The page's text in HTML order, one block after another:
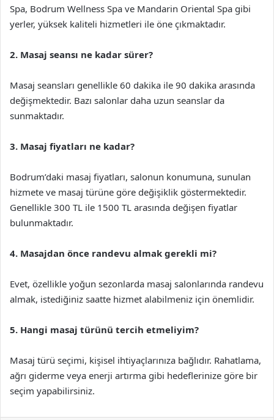
Spa, Bodrum Wellness Spa ve Mandarin Oriental Spa gibi
yerler, yüksek kaliteli hizmetleri ile öne çıkmaktadır.
2. Masaj seansı ne kadar sürer?
Masaj seansları genellikle 60 dakika ile 90 dakika arasında
değişmektedir. Bazı salonlar daha uzun seanslar da
sunmaktadır.
3. Masaj fiyatları ne kadar?
Bodrum’daki masaj fiyatları, salonun konumuna, sunulan
hizmete ve masaj türüne göre değişiklik göstermektedir.
Genellikle 300 TL ile 1500 TL arasında değişen fiyatlar
bulunmaktadır.
4. Masajdan önce randevu almak gerekli mi?
Evet, özellikle yoğun sezonlarda masaj salonlarında randevu
almak, istediğiniz saatte hizmet alabilmeniz için önemlidir.
5. Hangi masaj türünü tercih etmeliyim?
Masaj türü seçimi, kişisel ihtiyaçlarınıza bağlıdır. Rahatlama,
ağrı giderme veya enerji artırma gibi hedeflerinize göre bir
seçim yapabilirsiniz.